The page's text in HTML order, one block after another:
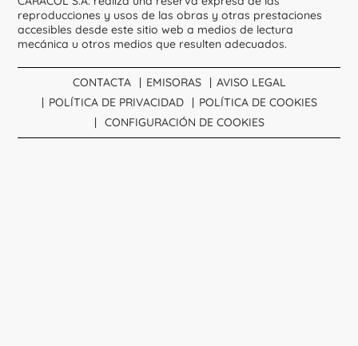
reproducciones y usos de las obras y otras prestaciones
accesibles desde este sitio web a medios de lectura
mecánica u otros medios que resulten adecuados.
CONTACTA EMISORAS
AVISO LEGAL
POLÍTICA DE PRIVACIDAD
POLÍTICA DE COOKIES
CONFIGURACIÓN DE COOKIES